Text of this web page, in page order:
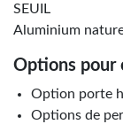
SEUIL
Aluminium
Options pour
Option porte
Options de